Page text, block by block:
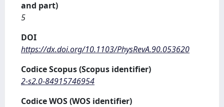
and part)
5
DOI
https://dx.doi.org/10.1103/PhysRevA.90.053620
Codice Scopus (Scopus identifier)
2-s2.0-84915746954
Codice WOS (WOS identifier)